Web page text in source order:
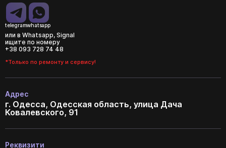
telegramwhatsapp
или в Whatsapp, Signal
ищите по номеру
+38 093 728 74 48
*Только по ремонту и сервису!
Адрес
г. Одесса, Одесская область, улица Дача
Ковалевского, 91
Реквизити